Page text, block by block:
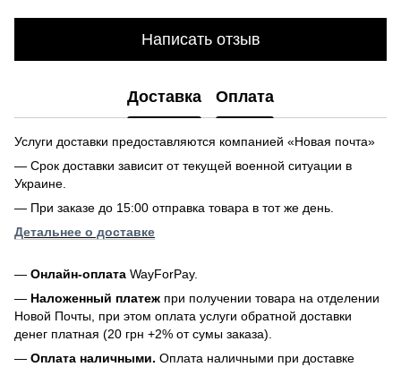
Написать отзыв
Доставка Оплата
Услуги доставки предоставляются компанией «Новая почта»
— Срок доставки зависит от текущей военной ситуации в
Украине.
— При заказе до 15:00 отправка товара в тот же день.
Детальнее о доставке
— Онлайн-оплата WayForPay.
— Наложенный платеж при получении товара на отделении
Новой Почты, при этом оплата услуги обратной доставки
денег платная (20 грн +2% от сумы заказа).
— Оплата наличными. Оплата наличными при доставке